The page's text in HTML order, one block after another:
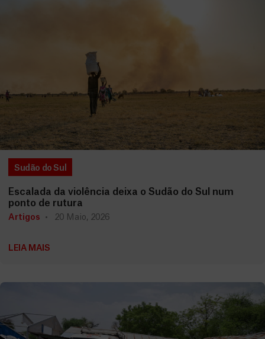
Sudão do Sul
Escalada da violência deixa o Sudão do Sul num
ponto de rutura
Artigos 20 Maio, 2026
LEIA MAIS